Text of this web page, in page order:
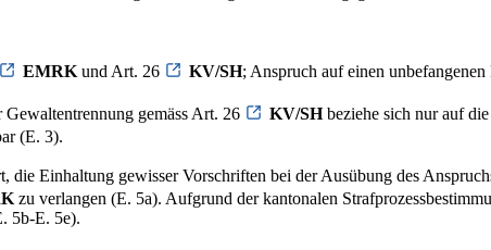
EMRK und Art. 26 KV/SH; Anspruch auf einen unbefangenen
gemäss Art. 26 KV/SHbeziehe sich nur auf
(E. 3).
die Einhaltung gewisser Vorschriften bei der Ausübung des
zu verlangen (E. 5a). Aufgrund der kantonalen
5b-E. 5e).